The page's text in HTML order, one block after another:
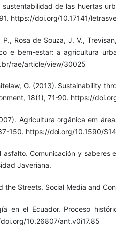
sustentabilidad de las huertas
https://doi.org/10.17141/
Rosa de Souza, J. V.,
e bem-estar: a agricultura
rae/article/view/30025
G. (2013). Sustainability
18(1), 71-90. https://
Agricultura orgânica em
150. https://doi.org/10.1590/
asfalto. Comunicación y
Javeriana.
the Streets. Social Media and
en el Ecuador. Proceso
10.26807/ant.v0i17.85